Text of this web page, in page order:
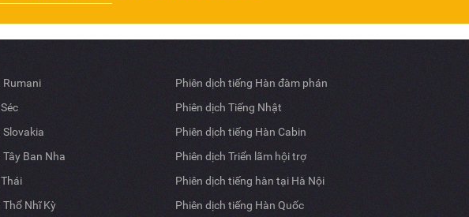
Rumani
Slovakia
Tây Ban Nha
Thổ Nhĩ Kỳ
Phiên dịch tiếng Hàn đàm phán
Phiên dịch Tiếng Nhật
Phiên dịch tiếng Hàn Cabin
Phiên dịch Triển lãm hội trợ
Phiên dịch tiếng hàn tại Hà Nội
Phiên dịch tiếng Hàn Quốc